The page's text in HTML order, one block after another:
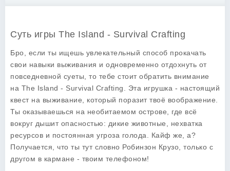
Суть игры The Island - Survival Crafting
Бро, если ты ищешь увлекательный способ прокачать
свои навыки выживания и одновременно отдохнуть от
повседневной суеты, то тебе стоит обратить внимание
на The Island - Survival Crafting . Эта игрушка - настоящий
квест на выживание, который поразит твоё воображение.
Ты оказываешься на необитаемом острове, где всё
вокруг дышит опасностью: дикие животные, нехватка
ресурсов и постоянная угроза голода. Кайф же, а?
Получается, что ты тут словно Робинзон Крузо, только с
другом в кармане - твоим телефоном!